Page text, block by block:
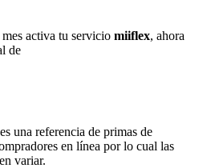
activa tu servicio miiflex, ahora
de
una referencia de primas de
en línea por lo cual las
variar.